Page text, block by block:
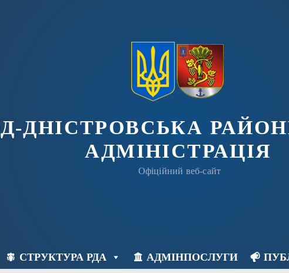
ДНІСТРОВСЬКА
АДМІНІСТРАЦІЯ
Офіційний веб-сайт
СТРУКТУРА РДА АДМІНПОСЛУГИ